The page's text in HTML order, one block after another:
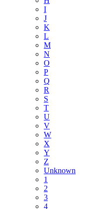
I
J
K
L
M
N
O
P
Q
R
S
T
U
V
W
X
Y
Z
Unknown
1
2
3
4